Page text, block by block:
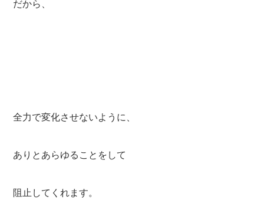
だから、
全力で変化させないように、
ありとあらゆることをして
阻止してくれます。